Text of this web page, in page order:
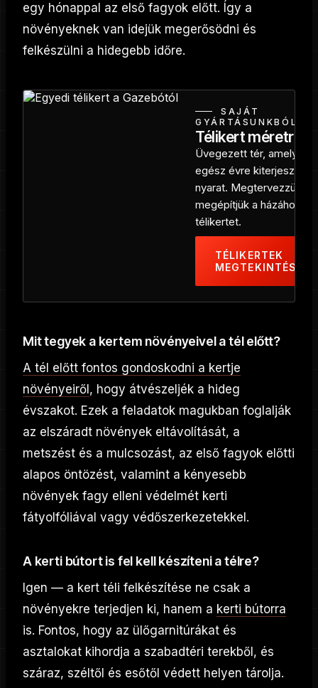
egy hónappal az első fagyok előtt. Így a
növényeknek van idejük megerősödni és
felkészülni a hidegebb időre.
SAJÁT
GYÁRTÁSUNKBÓL
Télikert méretre
Üvegezett tér, amely
egész évre kiterjeszti a
nyarat. Megtervezzük és
megépítjük a házához illő
télikertet.
TÉLIKERTEK
MEGTEKINTÉSE
Mit tegyek a kertem növényeivel a tél előtt?
A tél előtt fontos gondoskodni a kertje
növényeiről , hogy átvészeljék a hideg
évszakot. Ezek a feladatok magukban foglalják
az elszáradt növények eltávolítását, a
metszést és a mulcsozást, az első fagyok előtti
alapos öntözést, valamint a kényesebb
növények fagy elleni védelmét kerti
fátyolfóliával vagy védőszerkezetekkel.
A kerti bútort is fel kell készíteni a télre?
Igen — a kert téli felkészítése ne csak a
növényekre terjedjen ki, hanem a kerti bútorra
is. Fontos, hogy az ülőgarnitúrákat és
asztalokat kihordja a szabadtéri terekből, és
száraz, széltől és esőtől védett helyen tárolja.